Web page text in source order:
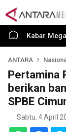
Kabar
ANTARA
Pertamina
berikan
SPBE
Sabtu, 4 April